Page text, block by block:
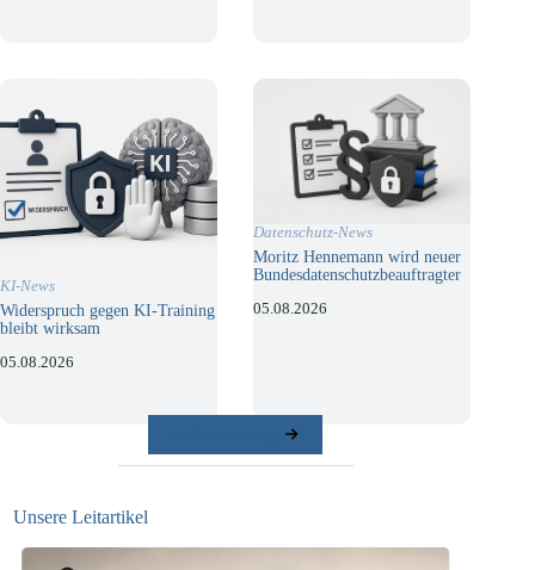
KI-News
Widerspruch gegen KI-Training
bleibt wirksam
05.08.2026
Datenschutz-News
Moritz Hennemann wird neuer
Bundesdatenschutzbeauftragter
05.08.2026
Unsere Leitartikel